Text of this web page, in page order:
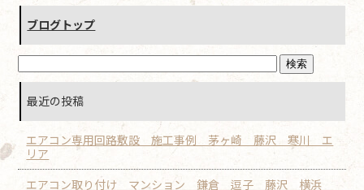
ブログトップ
最近の投稿
エアコン専用回路敷設 施工事例 茅ヶ崎 藤沢 寒川 エ
リア
エアコン取り付け マンション 鎌倉 逗子 藤沢 横浜